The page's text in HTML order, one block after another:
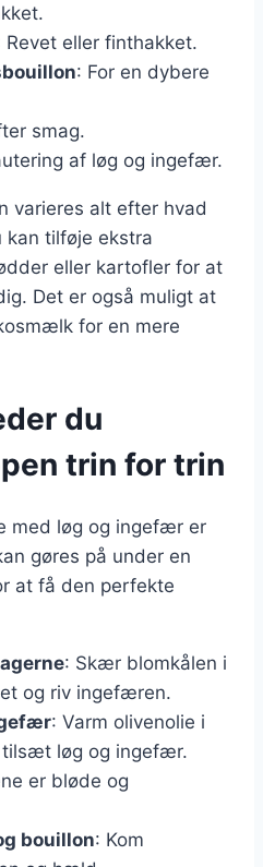
Revet eller finthakket.
: For en dybere
smag.
af løg og ingefær.
varieres alt efter hvad
kan tilføje ekstra
eller kartofler for at
Det er også muligt at
for en mere
du
trin for trin
med løg og ingefær er
gøres på under en
at få den perfekte
: Skær blomkålen i
og riv ingefæren.
: Varm olivenolie i
tilsæt løg og ingefær.
er bløde og
bouillon: Kom